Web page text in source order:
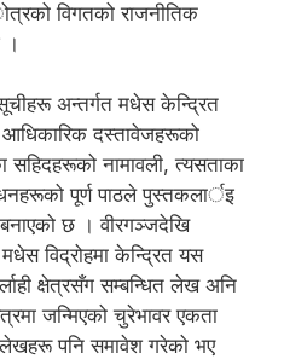
विगतको राजनीतिक
।
अन्तर्गत मधेस केन्द्रित
आधिकारिक दस्तावेजहरूको
सहिदहरूको नामावली, त्यसताका
पूर्ण पाठले पुस्तकलार्इ
छ । वीरगञ्जदेखि
विद्रोहमा केन्द्रित यस
क्षेत्रसँग सम्बन्धित लेख अनि
जन्मिएको चुरेभावर एकता
लेखहरू पनि समावेश गरेको भए